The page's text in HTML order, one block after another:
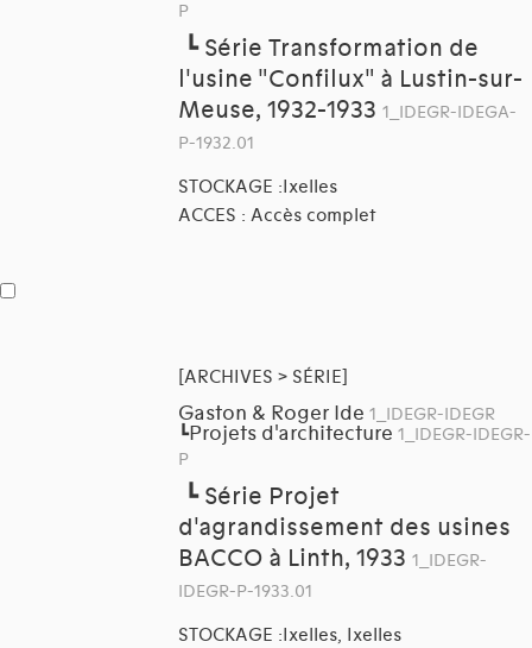
P
┗ Série Transformation de
l'usine "Confilux" à Lustin-sur-
Meuse, 1932-1933 1_IDEGR-IDEGA-
P-1932.01
STOCKAGE :Ixelles
ACCES : Accès complet
[ARCHIVES > SÉRIE]
Gaston & Roger Ide 1_IDEGR-IDEGR
┗Projets d'architecture 1_IDEGR-IDEGR-
P
┗ Série Projet
d'agrandissement des usines
BACCO à Linth, 1933 1_IDEGR-
IDEGR-P-1933.01
STOCKAGE :Ixelles, Ixelles